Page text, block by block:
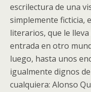
escrilectura de una
simplemente ficticia,
literarios, que le
entrada en otro
luego, hasta unos
igualmente dignos
cualquiera: Alonso